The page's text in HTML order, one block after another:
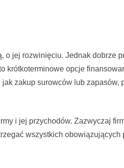
o jej rozwinięciu. Jednak
krótkoterminowe opcje
zakup surowców lub zapasów,
i jej przychodów. Zazwyczaj
wszystkich